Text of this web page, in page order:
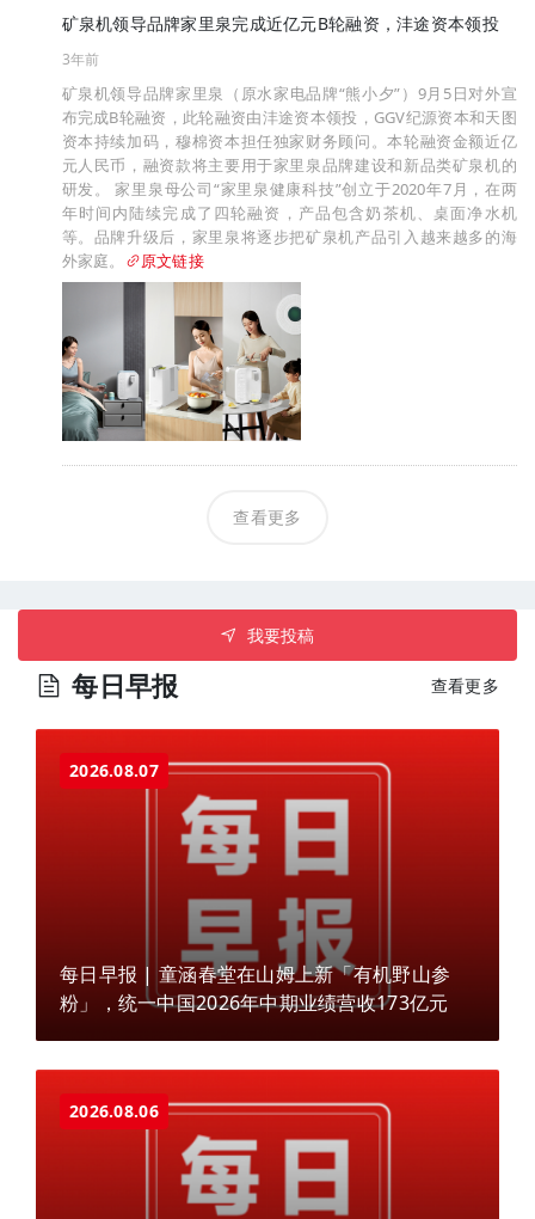
矿泉机领导品牌家里泉完成近亿元B轮融资，沣途资本领投
3年前
矿泉机领导品牌家里泉（原水家电品牌“熊小夕”）9月5日对外宣
布完成B轮融资，此轮融资由沣途资本领投，GGV纪源资本和天图
资本持续加码，穆棉资本担任独家财务顾问。本轮融资金额近亿
元人民币，融资款将主要用于家里泉品牌建设和新品类矿泉机的
研发。 家里泉母公司“家里泉健康科技”创立于2020年7月，在两
年时间内陆续完成了四轮融资，产品包含奶茶机、桌面净水机
等。品牌升级后，家里泉将逐步把矿泉机产品引入越来越多的海
外家庭。
原文链接
查看更多
我要投稿
每日早报 查看更多
2026.08.07
每日早报 | 童涵春堂在山姆上新「有机野山参
粉」，统一中国2026年中期业绩营收173亿元
2026.08.06